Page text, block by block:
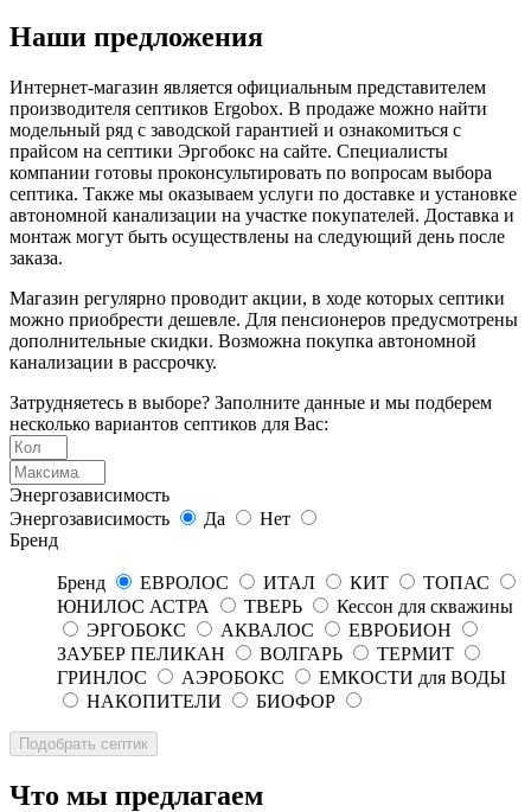
Наши предложения
Интернет-магазин является официальным представителем
производителя септиков Ergobox. В продаже можно найти
модельный ряд с заводской гарантией и ознакомиться с
прайсом на септики Эргобокс на сайте. Специалисты
компании готовы проконсультировать по вопросам выбора
септика. Также мы оказываем услуги по доставке и установке
автономной канализации на участке покупателей. Доставка и
монтаж могут быть осуществлены на следующий день после
заказа.
Магазин регулярно проводит акции, в ходе которых септики
можно приобрести дешевле. Для пенсионеров предусмотрены
дополнительные скидки. Возможна покупка автономной
канализации в рассрочку.
Затрудняетесь в выборе? Заполните данные и мы подберем
несколько вариантов септиков для Вас:
Энергозависимость
Энергозависимость
Да
Нет
Бренд
Бренд ЕВРОЛОС ИТАЛ КИТ
ТОПАС
ЮНИЛОС АСТРА
ТВЕРЬ
Кессон для скважины
ЭРГОБОКС
АКВАЛОС
ЕВРОБИОН
ЗАУБЕР ПЕЛИКАН
ВОЛГАРЬ
ТЕРМИТ
ГРИНЛОС
АЭРОБОКС
ЕМКОСТИ для ВОДЫ
НАКОПИТЕЛИ
БИОФОР
Что мы предлагаем